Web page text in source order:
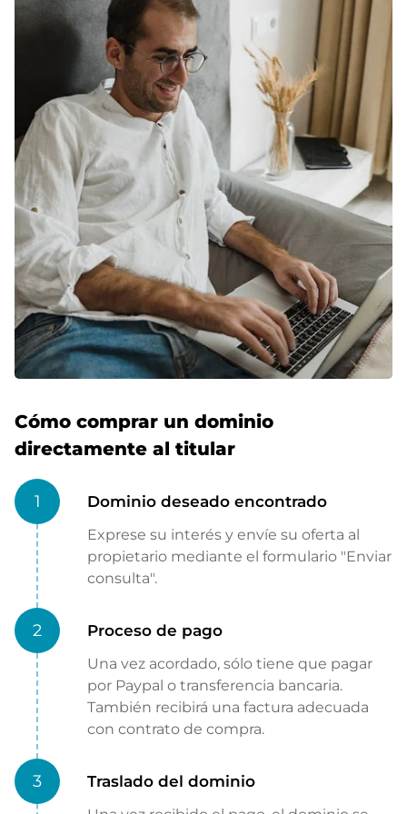
Cómo comprar un dominio
directamente al titular
1 Dominio deseado encontrado
Exprese su interés y envíe su oferta al
propietario mediante el formulario "Enviar
consulta".
2 Proceso de pago
Una vez acordado, sólo tiene que pagar
por Paypal o transferencia bancaria.
También recibirá una factura adecuada
con contrato de compra.
3 Traslado del dominio